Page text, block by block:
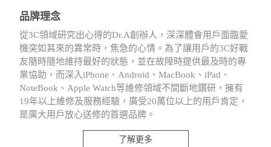
品牌理念
從3C領域研究出心得的Dr.A創辦人，深深體會用戶面臨愛
機突如其來的異常時，焦急的心情。為了讓用戶的3C好戰
友隨時隨地維持最好的狀態，並在故障時提供最及時的專
業協助，而深入iPhone、Android、MacBook、iPad、
NoteBook、Apple Watch等維修領域不間斷地鑽研，擁有
19年以上維修及服務經驗，廣受20萬位以上的用戶肯定，
是廣大用戶放心送修的首選品牌。
了解更多